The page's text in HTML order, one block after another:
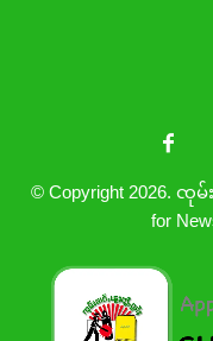
© Copyright 2026. ၸုမ်
for